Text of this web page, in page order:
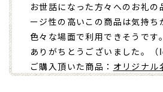
お世話になった方々へのお礼の
ージ性の高いこの商品は気持ち
色々な場面で利用できそうです。
ありがちとうございました。（
ご購入頂いた商品： オリジナル